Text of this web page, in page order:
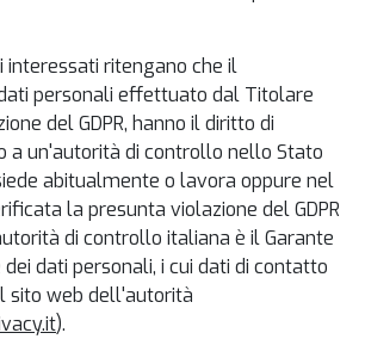
interessati ritengano che il
personali effettuato dal Titolare
del GDPR, hanno il diritto di
a un'autorità di controllo nello Stato
abitualmente o lavora oppure nel
la presunta violazione del GDPR
di controllo italiana è il Garante
dati personali, i cui dati di contatto
sito web dell'autorità
).